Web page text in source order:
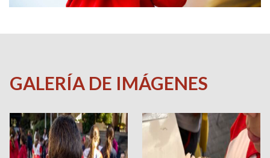
GALERÍA DE IMÁGENES